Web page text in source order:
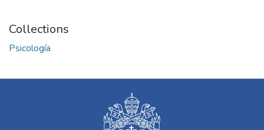
Collections
Psicología